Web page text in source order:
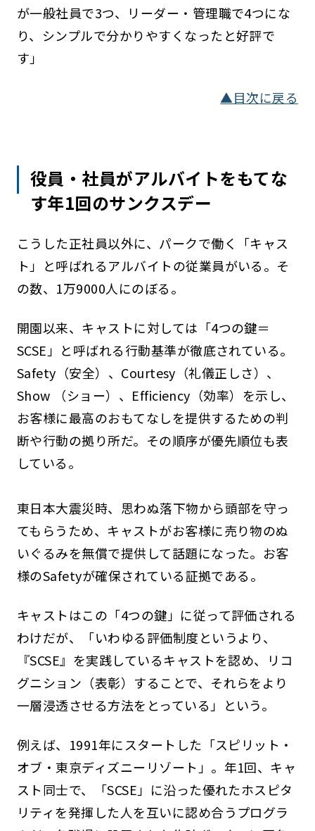
が一般社員で3つ、リーダー・管理職で4つにな
り、シンプルで分かりやすくなったと好評で
す」
▲目次に戻る
役員・社員がアルバイトをもてな
す年1回のサンクスデー
こうした正社員以外に、パークで働く「キャス
ト」と呼ばれるアルバイトの従業員がいる。そ
の数、1万9000人にのぼる。
開園以来、キャストに対しては「4つの鍵＝
SCSE」と呼ばれる行動基準が徹底されている。
Safety（安全）、Courtesy（礼儀正しさ）、
Show （ショー）、Efficiency（効率）を示し、
お客様に最高のおもてなしを提供するための判
断や行動の拠り所だ。その順序が優先順位も表
している。
東日本大震災時、思わぬ落下物から頭部を守っ
てもらうため、キャストがお客様に売り物のぬ
いぐるみを無償で提供して話題になった。お客
様のSafetyが確保されている証拠である。
キャストはこの「4つの鍵」に従って評価される
わけだが、「いわゆる評価制度というより、
『SCSE』を実践しているキャストを認め、リコ
グニション（表彰）することで、それらをより
一層浸透させる方法をとっている」という。
例えば、1991年にスタートした「スピリット・
オブ・東京ディズニーリゾート」。年1回、キャ
スト同士で、「SCSE」に沿った優れたホスピタ
リティを発揮した人を互いに認め合うプログラ